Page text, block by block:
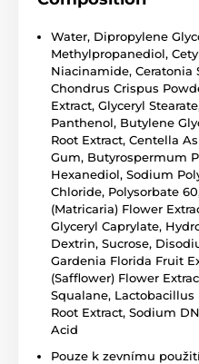
Water, Dipropylene
Methylpropanediol,
Niacinamide, Ceratonia
Chondrus Crispus
Extract, Glyceryl
Panthenol, Butylene
Root Extract, Centella
Gum, Butyrospermum
Hexanediol, Sodium
Chloride, Polysorbate
(Matricaria) Flower
Glyceryl Caprylate,
Dextrin, Sucrose,
Gardenia Florida Fruit
(Safflower) Flower
Squalane, Lactobacillus
Root Extract, Sodium
Acid
Pouze k zevnímu